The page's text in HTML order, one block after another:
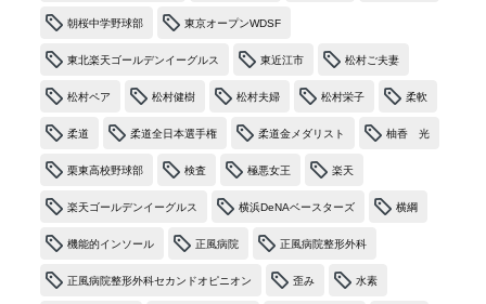
朝桜中学野球部 東京オープンWDSF
東北楽天ゴールデンイーグルス 東近江市 松村ご夫妻
松村ペア 松村健樹 松村夫婦 松村栄子 柔軟
柔道 柔道全日本選手権 柔道金メダリスト 柚香 光
栗東高校野球部 検査 極悪女王 楽天
楽天ゴールデンイーグルス 横浜DeNAベースターズ 横綱
機能的インソール 正風病院 正風病院整形外科
正風病院整形外科セカンドオピニオン 歪み 水素